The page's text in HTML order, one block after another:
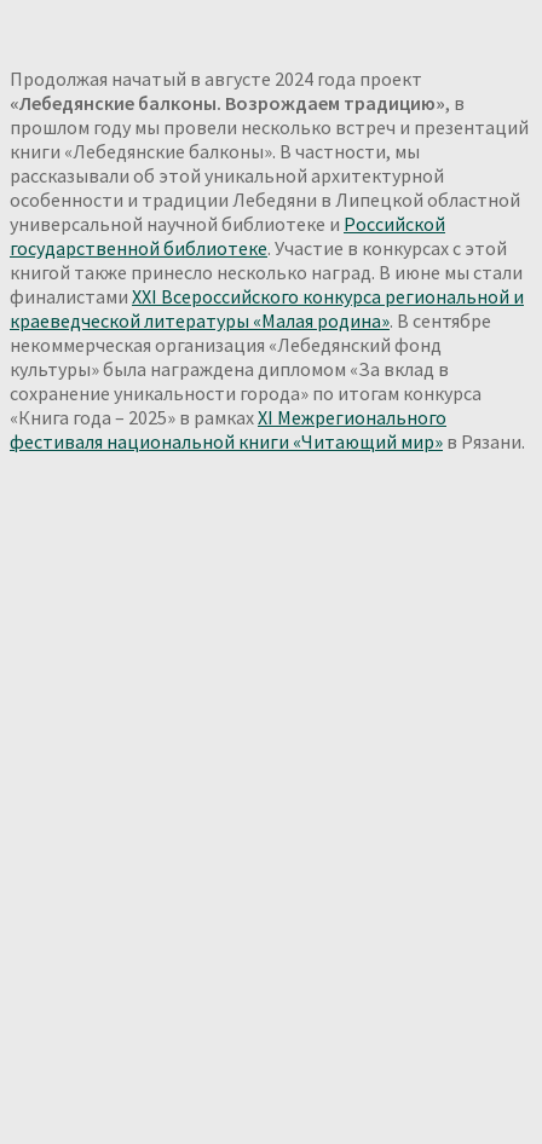
Продолжая начатый в августе 2024 года проект
«Лебедянские балконы. Возрождаем традицию», в
прошлом году мы провели несколько встреч и презентаций
книги «Лебедянские балконы». В частности, мы
рассказывали об этой уникальной архитектурной
особенности и традиции Лебедяни в Липецкой областной
универсальной научной библиотеке и Российской
государственной библиотеке. Участие в конкурсах с этой
книгой также принесло несколько наград. В июне мы стали
финалистами XXI Всероссийского конкурса региональной и
краеведческой литературы «Малая родина». В сентябре
некоммерческая организация «Лебедянский фонд
культуры» была награждена дипломом «За вклад в
сохранение уникальности города» по итогам конкурса
«Книга года – 2025» в рамкахXI Межрегионального
фестиваля национальной книги «Читающий мир» в Рязани.